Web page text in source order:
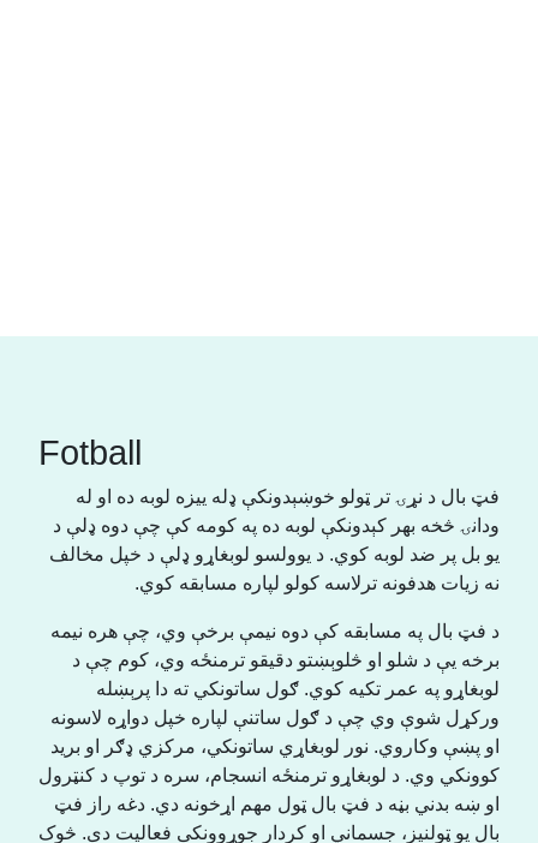
Fotball
فټ بال د نړۍ تر ټولو خوښېدونکې ډله ییزه لوبه ده او له
ودانۍ څخه بهر کېدونکې لوبه ده په کومه کې چې دوه ډلې د
یو بل پر ضد لوبه کوي. د یوولسو لوبغاړو ډلې د خپل مخالف
نه زیات هدفونه ترلاسه کولو لپاره مسابقه کوي.
د فټ بال په مسابقه کې دوه نیمې برخې وي، چې هره نیمه
برخه یې د شلو او څلوېښتو دقیقو ترمنځه وي، کوم چې د
لوبغاړو په عمر تکیه کوي. ګول ساتونکي ته دا پرېښله
ورکړل شوې وي چې د ګول ساتنې لپاره خپل دواړه لاسونه
او پښې وکاروي. نور لوبغاړي ساتونکي، مرکزي ډګر او برید
کوونکي وي. د لوبغاړو ترمنځه انسجام، سره د توپ د کنټرول
او ښه بدني بڼه د فټ بال ټول مهم اړخونه دي. دغه راز فټ
بال یو ټولنیز، جسماني او کردار جوړوونکی فعالیت دی. څوک